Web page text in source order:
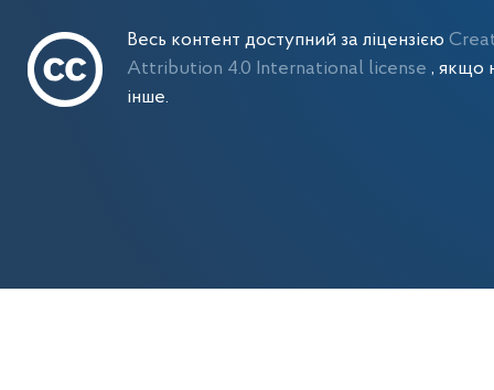
Весь контент доступний за ліцензією
Attribution 4.0 International license , якщо
інше.